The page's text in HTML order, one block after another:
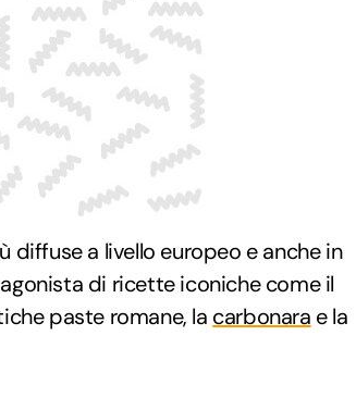
diffuse a livello europeo e anche in
di ricette iconiche come il
paste romane, la carbonara e la